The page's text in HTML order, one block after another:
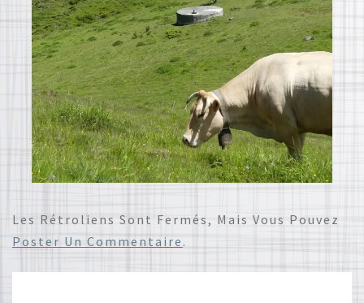
Les Rétroliens Sont Fermés, Mais Vous Pouvez
Poster Un Commentaire .